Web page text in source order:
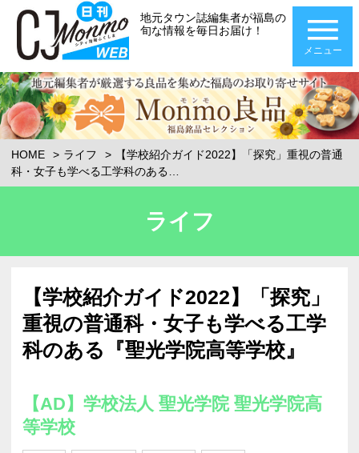
地元タウン誌編集者が福島の
旬な情報を毎日お届け！
メニュー
HOME ライフ
【学校紹介ガイド2022】「探究」重視の普通
科・女子も学べる工学科のある…
ライフ
【学校紹介ガイド2022】「探究」
重視の普通科・女子も学べる工学
科のある『聖光学院高等学校』
【AD】学校法人 聖光学院 聖光学院高
等学校